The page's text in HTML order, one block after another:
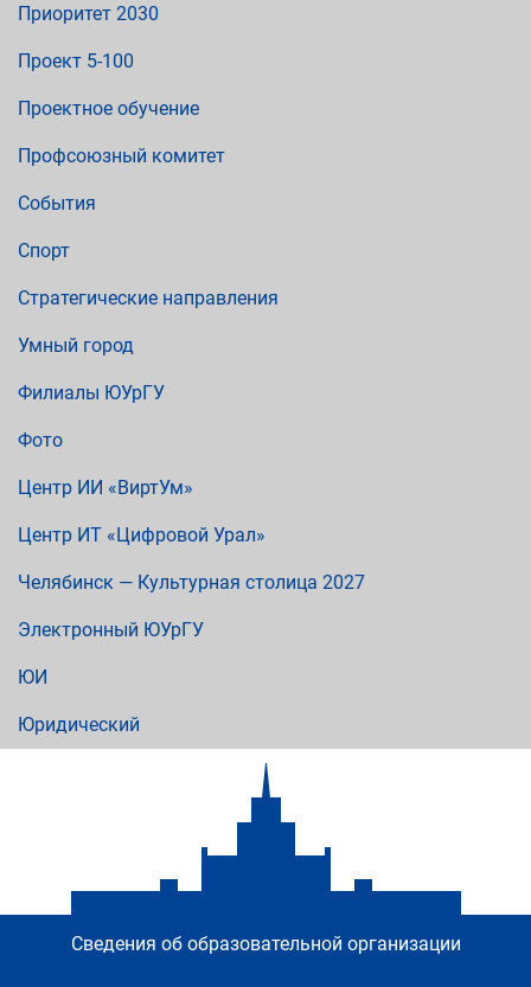
Приоритет 2030
Проект 5-100
Проектное обучение
Профсоюзный комитет
События
Спорт
Стратегические направления
Умный город
Филиалы ЮУрГУ
Фото
Центр ИИ «ВиртУм»
Центр ИТ «Цифровой Урал»
Челябинск — Культурная столица 2027
Электронный ЮУрГУ
ЮИ
Юридический
Сведения об образовательной организации